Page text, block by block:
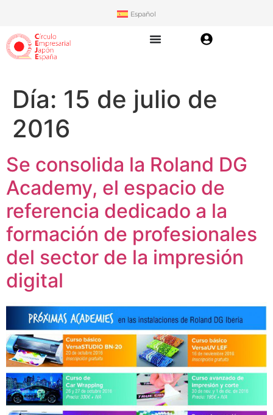
Español
Día: 15 de julio de
2016
Se consolida la Roland DG
Academy, el espacio de
referencia dedicado a la
formación de profesionales
del sector de la impresión
digital